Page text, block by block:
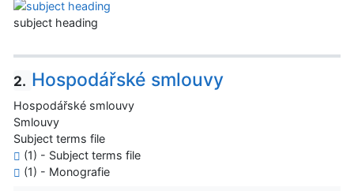
subject heading
2. Hospodářské smlouvy
Hospodářské smlouvy
Smlouvy
Subject terms file
(1) - Subject terms file
(1) - Monografie